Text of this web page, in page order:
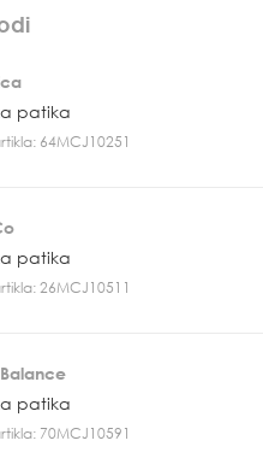
patika
64MCJ10251
patika
26MCJ10511
patika
70MCJ10591